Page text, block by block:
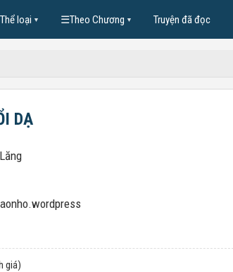
Thể loại ▼ ☰Theo Chương ▼ Truyện đã đọc
DẠ
giá)